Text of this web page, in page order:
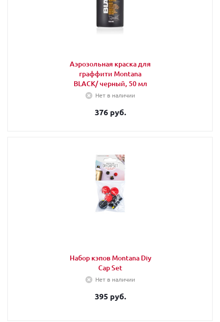
Аэрозольная краска для
граффити Montana
BLACK/ черный, 50 мл
Нет в наличии
376 руб.
Набор кэпов Montana Diy
Cap Set
Нет в наличии
395 руб.